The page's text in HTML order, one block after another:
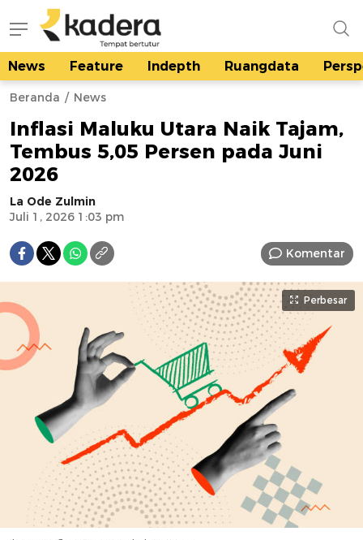
kadera.id
Tempat bertutur
News Feature Indepth Ruangdata
Beranda News
Inflasi Maluku Utara Naik Tajam,
Tembus 5,05 Persen pada Juni
2026
La Ode Zulmin
Juli 1, 2026 1:03 pm
Komentar
Perbesar